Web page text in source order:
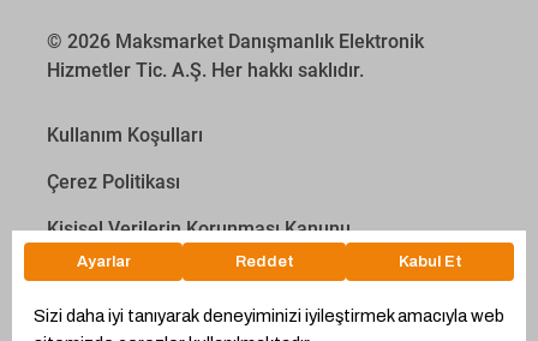
© 2026 Maksmarket Danışmanlık Elektronik
Hizmetler Tic. A.Ş. Her hakkı saklıdır.
Kullanım Koşulları
Çerez Politikası
Kişisel Verilerin Korunması Kanunu
İletişim Aydınlatma Metni
Proyakıt